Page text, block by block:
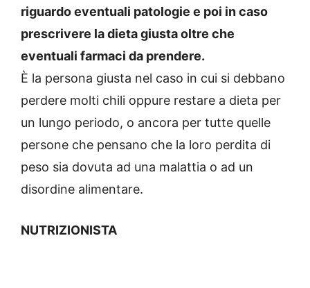
riguardo eventuali patologie e poi in caso
prescrivere la dieta giusta oltre che
eventuali farmaci da prendere.
È la persona giusta nel caso in cui si debbano
perdere molti chili oppure restare a dieta per
un lungo periodo, o ancora per tutte quelle
persone che pensano che la loro perdita di
peso sia dovuta ad una malattia o ad un
disordine alimentare.
NUTRIZIONISTA